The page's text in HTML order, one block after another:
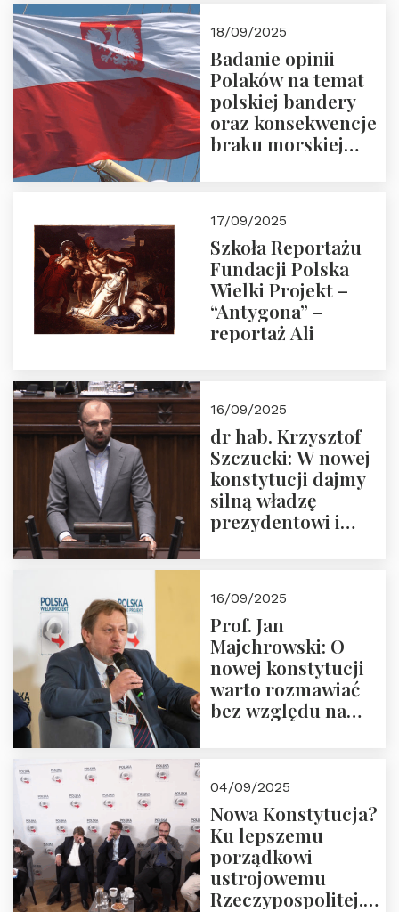
18/09/2025
Badanie opinii
Polaków na temat
polskiej bandery
oraz konsekwencje
braku morskiej
17/09/2025
Szkoła Reportażu
Fundacji Polska
Wielki Projekt –
“Antygona” –
reportaż Ali
16/09/2025
dr hab. Krzysztof
Szczucki: W nowej
konstytucji dajmy
silną władzę
prezydentowi i
16/09/2025
Prof. Jan
Majchrowski: O
nowej konstytucji
warto rozmawiać
bez względu na
04/09/2025
Nowa Konstytucja?
Ku lepszemu
porządkowi
ustrojowemu
Rzeczypospolitej.